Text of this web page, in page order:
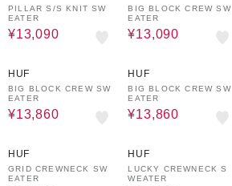
PILLAR S/S KNIT SW
EATER
¥13,090
BIG BLOCK CREW SW
EATER
¥13,090
HUF
BIG BLOCK CREW SW
EATER
¥13,860
HUF
BIG BLOCK CREW SW
EATER
¥13,860
HUF
GRID CREWNECK SW
EATER
HUF
LUCKY CREWNECK S
WEATER